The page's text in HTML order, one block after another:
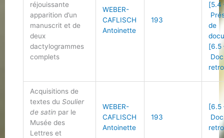
réjouissante
apparition d’un
manuscrit et de
deux
dactylogrammes
complets
WEBER-
CAFLISCH
Antoinette
193
[5.4
de
[6.5
Acquisitions de
textes duSoulier
de satin par le
Musée des
Lettres et
WEBER-
CAFLISCH
Antoinette
193
[6.5